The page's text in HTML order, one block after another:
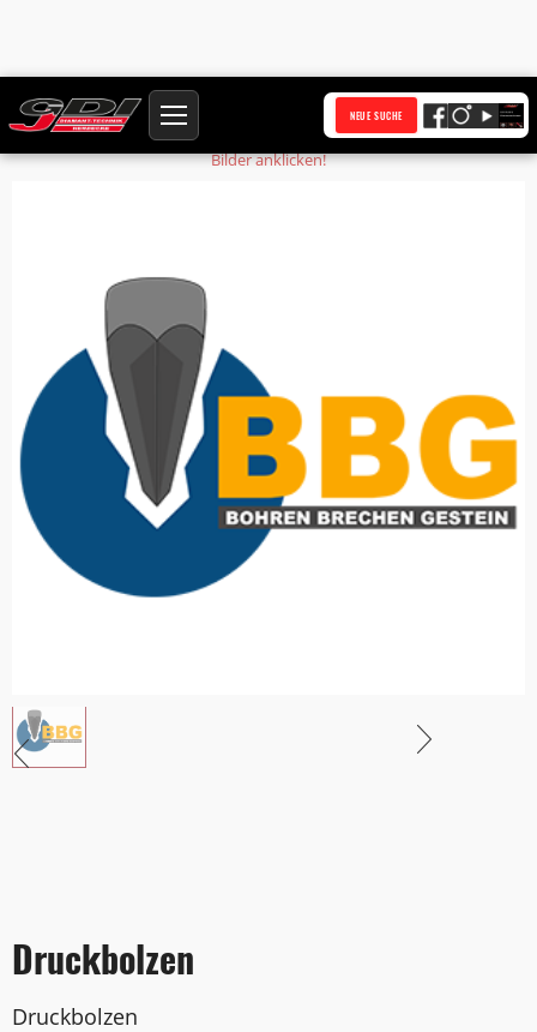
NEUE SUCHE
Startseite Produkte Druckbolzen
Bilder anklicken!
Druckbolzen
Druckbolzen